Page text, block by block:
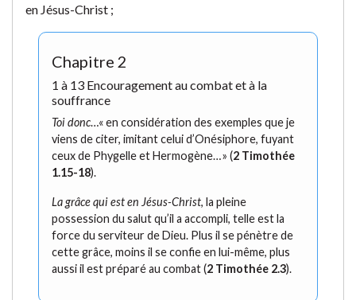
en Jésus-Christ ;
Chapitre 2
1 à 13 Encouragement au combat et à la
souffrance
Toi donc…« en considération des exemples que je
viens de citer, imitant celui d’Onésiphore, fuyant
ceux de Phygelle et Hermogène… » (2 Timothée
1.15-18).
La grâce qui est en Jésus-Christ, la pleine
possession du salut qu’il a accompli, telle est la
force du serviteur de Dieu. Plus il se pénètre de
cette grâce, moins il se confie en lui-même, plus
aussi il est préparé au combat (2 Timothée 2.3).